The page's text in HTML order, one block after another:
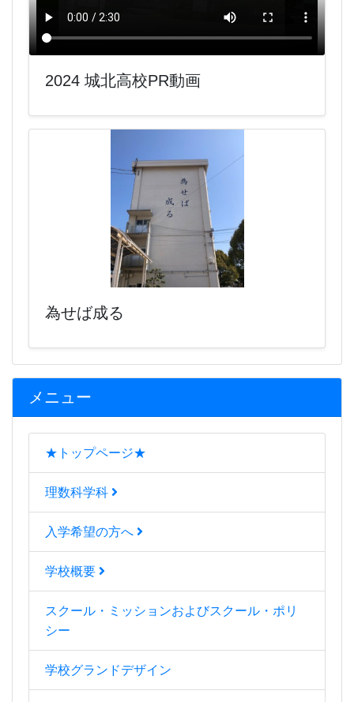
2024 城北高校PR動画
為せば成る
メニュー
★トップページ★
理数科学科
入学希望の方へ
学校概要
スクール・ミッションおよびスクール・ポリ
シー
学校グランドデザイン